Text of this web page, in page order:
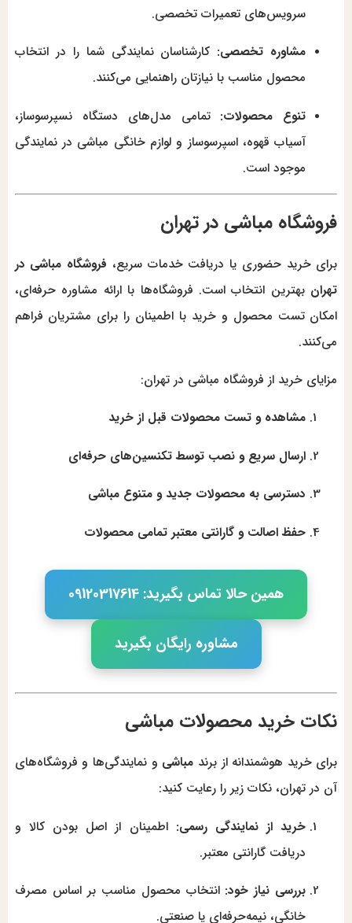
سرویس‌های تعمیرات تخصصی.
مشاوره تخصصی: کارشناسان نمایندگی شما را در انتخاب
محصول مناسب با نیازتان راهنمایی می‌کنند.
تنوع محصولات: تمامی مدل‌های دستگاه نسپرسوساز،
آسیاب قهوه، اسپرسوساز و لوازم خانگی مباشی در نمایندگی
موجود است.
فروشگاه مباشی در تهران
برای خرید حضوری یا دریافت خدمات سریع، فروشگاه مباشی در
تهران بهترین انتخاب است. فروشگاه‌ها با ارائه مشاوره حرفه‌ای،
امکان تست محصول و خرید با اطمینان را برای مشتریان فراهم
می‌کنند.
مزایای خرید از فروشگاه مباشی در تهران:
مشاهده و تست محصولات قبل از خرید
ارسال سریع و نصب توسط تکنسین‌های حرفه‌ای
دسترسی به محصولات جدید و متنوع مباشی
حفظ اصالت و گارانتی معتبر تمامی محصولات
همین حالا تماس بگیرید: 09120317614
مشاوره رایگان بگیرید
نکات خرید محصولات مباشی
برای خرید هوشمندانه از برند مباشی و نمایندگی‌ها و فروشگاه‌های
آن در تهران، نکات زیر را رعایت کنید:
خرید از نمایندگی رسمی: اطمینان از اصل بودن کالا و
دریافت گارانتی معتبر.
بررسی نیاز خود: انتخاب محصول مناسب بر اساس مصرف
خانگی، نیمه‌حرفه‌ای یا صنعتی.